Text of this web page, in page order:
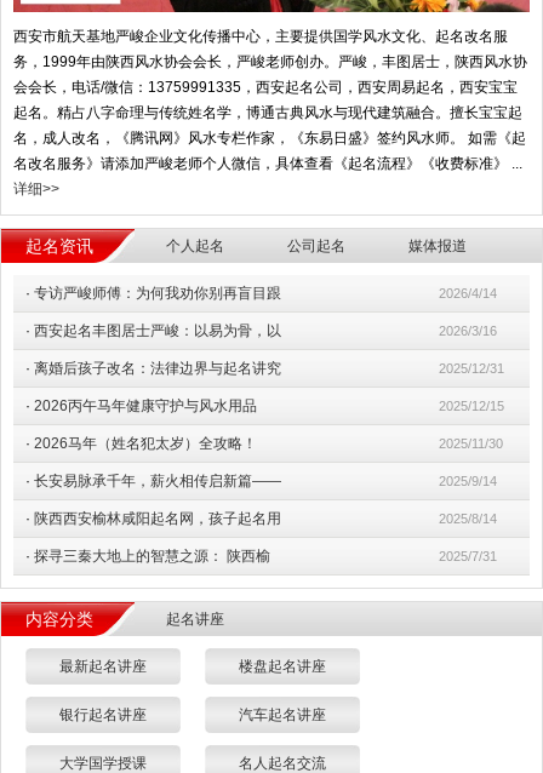
西安市航天基地严峻企业文化传播中心，主要提供国学风水文化、起名改名服
务，1999年由陕西风水协会会长，严峻老师创办。严峻，丰图居士，陕西风水协
会会长，电话/微信：13759991335，西安起名公司，西安周易起名，西安宝宝
起名。精占八字命理与传统姓名学，博通古典风水与现代建筑融合。擅长宝宝起
名，成人改名，《腾讯网》风水专栏作家，《东易日盛》签约风水师。 如需《起
名改名服务》请添加严峻老师个人微信，具体查看《起名流程》《收费标准》 ...
详细>>
起名资讯 个人起名 公司起名 媒体报道
· 专访严峻师傅：为何我劝你别再盲目跟 2026/4/14
· 西安起名丰图居士严峻：以易为骨，以 2026/3/16
· 离婚后孩子改名：法律边界与起名讲究 2025/12/31
· 2026丙午马年健康守护与风水用品 2025/12/15
· 2026马年（姓名犯太岁）全攻略！ 2025/11/30
· 长安易脉承千年，薪火相传启新篇—— 2025/9/14
· 陕西西安榆林咸阳起名网，孩子起名用 2025/8/14
· 探寻三秦大地上的智慧之源： 陕西榆 2025/7/31
内容分类 起名讲座
最新起名讲座 楼盘起名讲座
银行起名讲座 汽车起名讲座
大学国学授课 名人起名交流